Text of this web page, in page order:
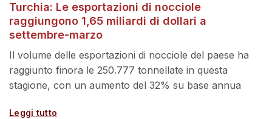
Turchia: Le esportazioni di nocciole
raggiungono 1,65 miliardi di dollari a
settembre-marzo
Il volume delle esportazioni di nocciole del paese ha
raggiunto finora le 250.777 tonnellate in questa
stagione, con un aumento del 32% su base annua
Leggi tutto